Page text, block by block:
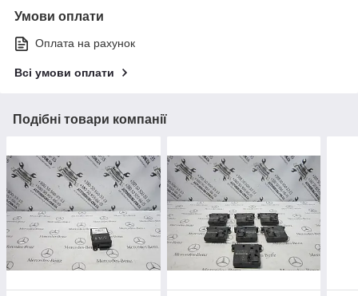
Умови оплати
Оплата на рахунок
Всі умови оплати
Подібні товари компанії